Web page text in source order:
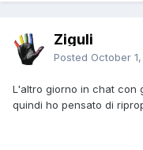
Ziguli
Posted October 1,
L'altro giorno in chat con
quindi ho pensato di